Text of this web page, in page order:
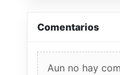
Comentarios
Aun no hay